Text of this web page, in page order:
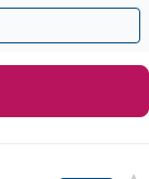
ます